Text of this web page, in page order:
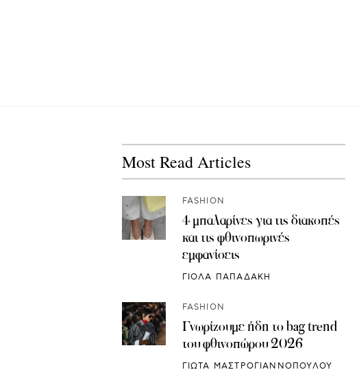
Most Read Articles
FASHION
4 μπαλαρίνες για τις διακοπές
και τις φθινοπωρινές
εμφανίσεις
ΓΙΟΛΑ ΠΑΠΑΔΑΚΗ
FASHION
Γνωρίζουμε ήδη το bag trend
του φθινοπώρου 2026
ΓΙΩΤΑ ΜΑΣΤΡΟΓΙΑΝΝΟΠΟΥΛΟΥ